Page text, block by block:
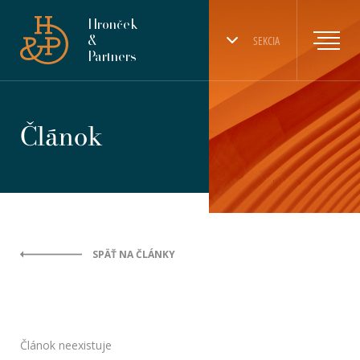
SEKCIA
Hronček
&
Partners
Článok
SPÄŤ NA ČLÁNKY
Článok neexistuje